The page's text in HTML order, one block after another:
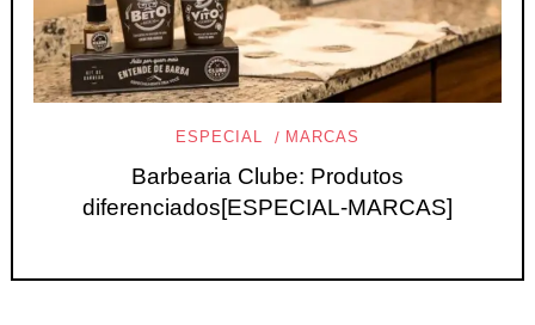
ESPECIAL MARCAS
Barbearia Clube: Produtos
diferenciados[ESPECIAL-MARCAS]